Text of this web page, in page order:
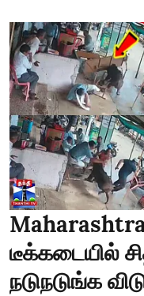
டீக்கடையில்
நடுநடுங்க